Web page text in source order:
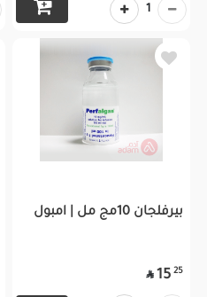
1
بيرفلجان 10مج مل | امبول
25
15
